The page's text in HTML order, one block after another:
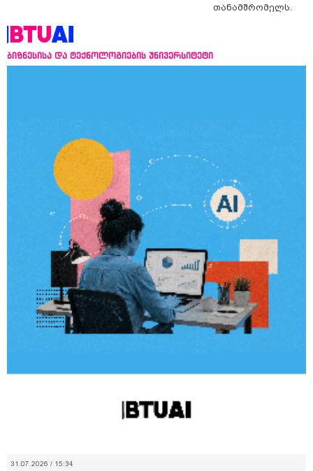
თანამშრომელს.
ბიზნესისა და ტექნოლოგიების უნივერსიტეტი
31.07.2026 / 15:34